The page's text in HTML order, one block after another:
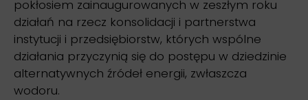
pokłosiem zainaugurowanych w zeszłym roku
działań na rzecz konsolidacji i partnerstwa
instytucji i przedsiębiorstw, których wspólne
działania przyczynią się do postępu w dziedzinie
alternatywnych źródeł energii, zwłaszcza
wodoru.